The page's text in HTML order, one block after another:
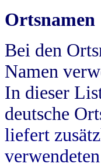
Ortsnamen
Bei den
Namen
In dieser
deutsche
liefert